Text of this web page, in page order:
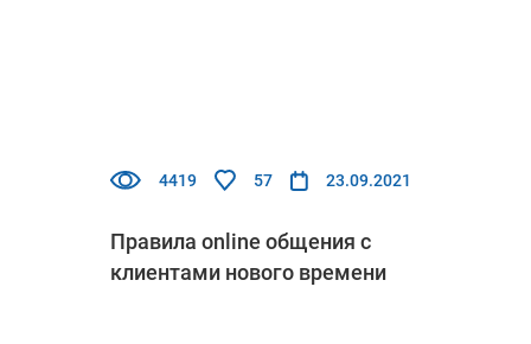
4419 57 23.09.2021
Правила online общения с
клиентами нового времени